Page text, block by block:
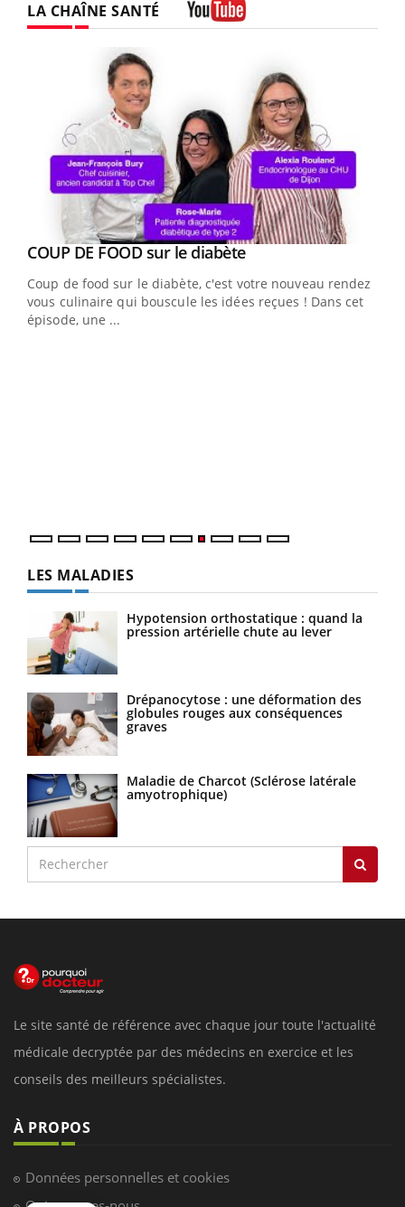
LA CHAÎNE SANTÉ
Youtube
COUP DE FOOD sur le diabèteYoutube
Coup de food sur le diabète, c'est votre nouveau rendez-
vous culinaire qui bouscule les idées reçues ! Dans cet
épisode, une ...
LES MALADIES
Hypotension orthostatique : quand la
pression artérielle chute au lever
Drépanocytose : une déformation des
globules rouges aux conséquences
graves
Maladie de Charcot (Sclérose latérale
amyotrophique)
Le site santé de référence avec chaque jour toute l'actualité
médicale decryptée par des médecins en exercice et les
conseils des meilleurs spécialistes.
À PROPOS
Données personnelles et cookies